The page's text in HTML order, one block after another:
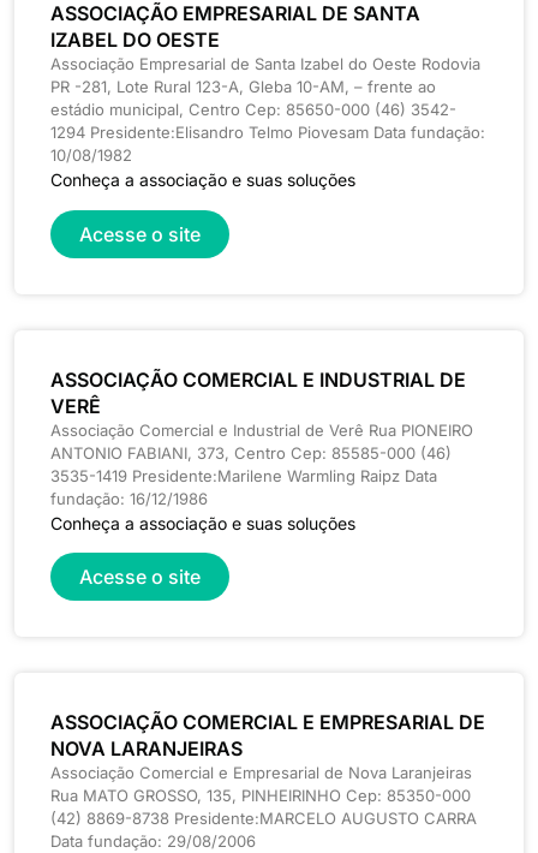
ASSOCIAÇÃO EMPRESARIAL DE SANTA
IZABEL DO OESTE
Associação Empresarial de Santa Izabel do Oeste Rodovia
PR -281, Lote Rural 123-A, Gleba 10-AM, – frente ao
estádio municipal, Centro Cep: 85650-000 (46) 3542-
1294 Presidente:Elisandro Telmo Piovesam Data fundação:
10/08/1982
Conheça a associação e suas soluções
Acesse o site
ASSOCIAÇÃO COMERCIAL E INDUSTRIAL DE
VERÊ
Associação Comercial e Industrial de Verê Rua PIONEIRO
ANTONIO FABIANI, 373, Centro Cep: 85585-000 (46)
3535-1419 Presidente:Marilene Warmling Raipz Data
fundação: 16/12/1986
Conheça a associação e suas soluções
Acesse o site
ASSOCIAÇÃO COMERCIAL E EMPRESARIAL DE
NOVA LARANJEIRAS
Associação Comercial e Empresarial de Nova Laranjeiras
Rua MATO GROSSO, 135, PINHEIRINHO Cep: 85350-000
(42) 8869-8738 Presidente:MARCELO AUGUSTO CARRA
Data fundação: 29/08/2006